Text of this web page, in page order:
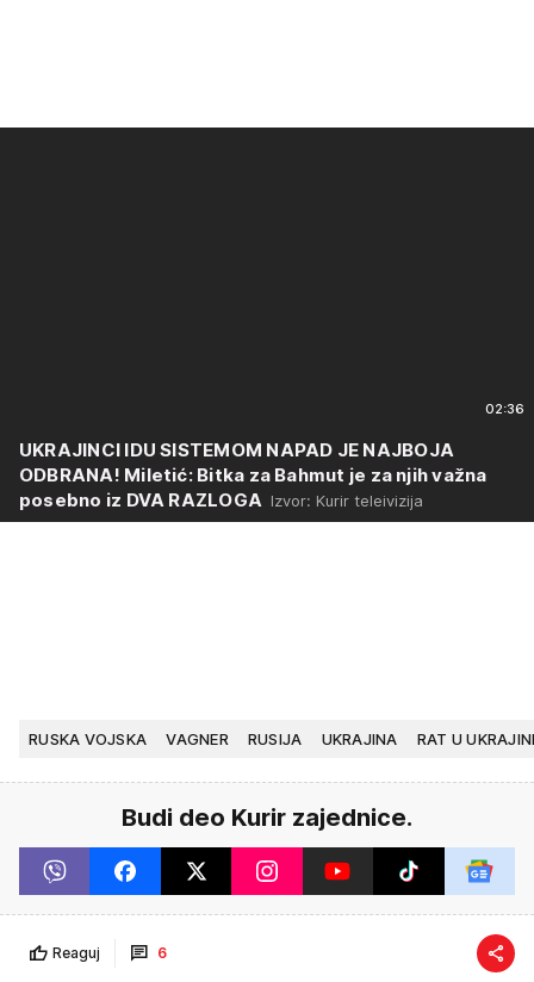
02:36
UKRAJINCI IDU SISTEMOM NAPAD JE NAJBOJA
ODBRANA! Miletić: Bitka za Bahmut je za njih važna
posebno iz DVA RAZLOGA Izvor: Kurir teleivizija
RUSKA VOJSKA VAGNER RUSIJA UKRAJINA RAT U
Budi deo Kurir zajednice.
Reaguj 6